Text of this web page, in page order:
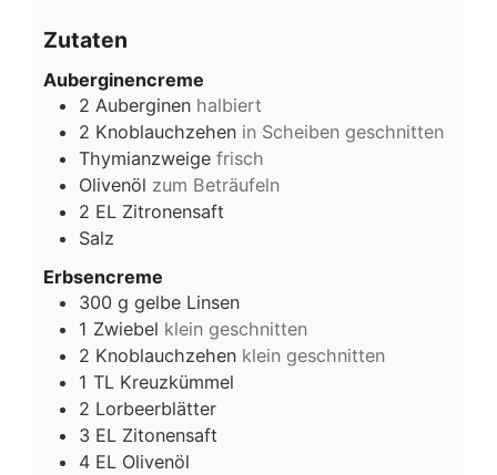
Zutaten
Auberginencreme
2 Auberginen halbiert
2 Knoblauchzehen in Scheiben geschnitten
Thymianzweige frisch
Olivenöl zum Beträufeln
2 EL Zitronensaft
Salz
Erbsencreme
300 g gelbe Linsen
1 Zwiebel klein geschnitten
2 Knoblauchzehen klein geschnitten
1 TL Kreuzkümmel
2 Lorbeerblätter
3 EL Zitonensaft
4 EL Olivenöl